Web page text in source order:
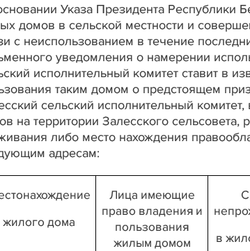
Указа Президента Республики
домов в сельской местности и
с неиспользованием в течение
уведомления о намерении
исполнительный комитет ставит в
таким домом о предстоящем
сельский исполнительный
на территории Залесского сельсовета,
либо место нахождения
адресам:
жилого дома
Лица имеющие
право владения и
пользования
жилым домом
в